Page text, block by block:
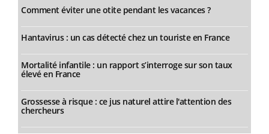
Comment éviter une otite pendant les vacances ?
Hantavirus : un cas détecté chez un touriste en France
Mortalité infantile : un rapport s’interroge sur son taux
élevé en France
Grossesse à risque : ce jus naturel attire l'attention des
chercheurs